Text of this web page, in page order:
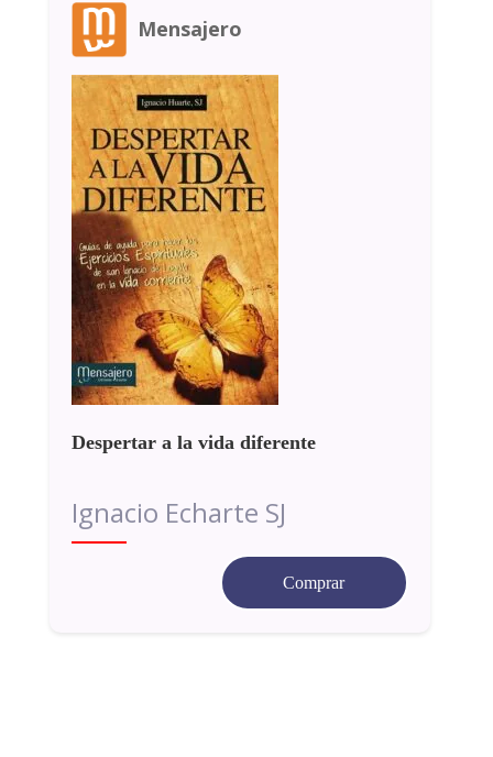
Mensajero
Despertar a la vida diferente
Ignacio Echarte SJ
Comprar